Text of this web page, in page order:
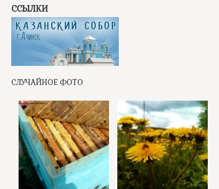
ССЫЛКИ
СЛУЧАЙНОЕ ФОТО